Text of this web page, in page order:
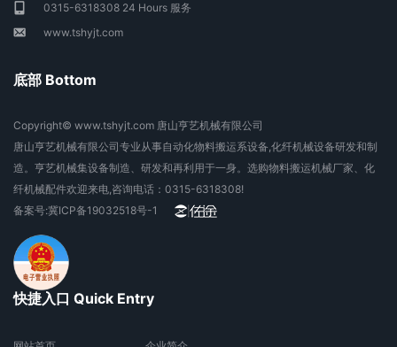
0315-6318308 24 Hours 服务
www.tshyjt.com
底部 Bottom
Copyright© www.tshyjt.com 唐山亨艺机械有限公司
唐山亨艺机械有限公司专业从事自动化物料搬运系设备,化纤机械设备研发和制
造。亨艺机械集设备制造、研发和再利用于一身。选购物料搬运机械厂家、化
纤机械配件欢迎来电,咨询电话：0315-6318308!
备案号:冀ICP备19032518号-1
快捷入口 Quick Entry